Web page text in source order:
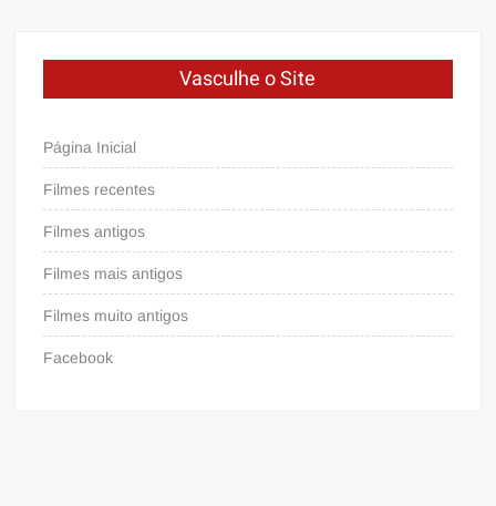
Vasculhe o Site
Página Inicial
Filmes recentes
Filmes antigos
Filmes mais antigos
Filmes muito antigos
Facebook